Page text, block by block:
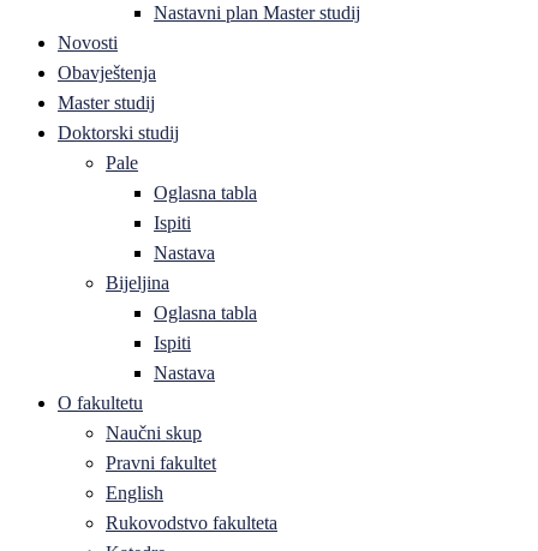
Nastavni plan Master studij
Novosti
Obavještenja
Master studij
Doktorski studij
Pale
Oglasna tabla
Ispiti
Nastava
Bijeljina
Oglasna tabla
Ispiti
Nastava
O fakultetu
Naučni skup
Pravni fakultet
English
Rukovodstvo fakulteta